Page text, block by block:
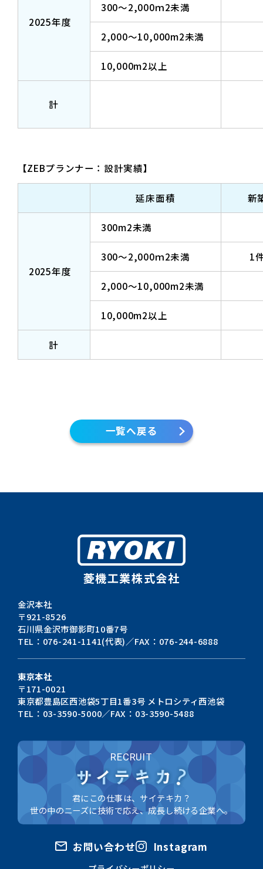
2025年度
300～2,000ｍ2未満
2,000～10,000m2未満
10,000m2以上
計
【ZEBプランナー：設計実績】
延床面積 新
2025年度
300m2未満
300～2,000ｍ2未満 1
2,000～10,000m2未満
10,000m2以上
計
一覧へ戻る
菱機工業株式会社
金沢本社
〒921-8526
石川県金沢市御影町10番7号
TEL：076-241-1141(代表)／FAX：076-244-6888
東京本社
〒171-0021
東京都豊島区西池袋5丁目1番3号 メトロシティ西池袋
TEL：03-3590-5000／FAX：03-3590-5488
RECRUIT
君にこの仕事は、サイテキカ？
世の中のニーズに技術で応え、成長し続ける企業へ。
お問い合わせ Instagram